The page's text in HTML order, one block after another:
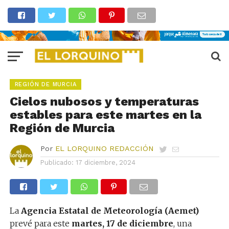
REGIÓN DE MURCIA
Cielos nubosos y temperaturas
estables para este martes en la
Región de Murcia
Por EL LORQUINO REDACCIÓN
Publicado: 17 diciembre, 2024
La Agencia Estatal de Meteorología (Aemet)
prevé para este martes, 17 de diciembre, una